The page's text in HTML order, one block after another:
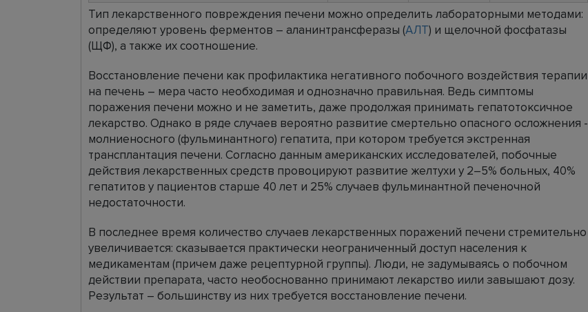
Тип лекарственного повреждения печени можно определить лабораторными методами:
определяют уровень ферментов – аланинтрансферазы (АЛТ) и щелочной фосфатазы
(ЩФ), а также их соотношение.
Восстановление печени как профилактика негативного побочного воздействия терапии
на печень – мера часто необходимая и однозначно правильная. Ведь симптомы
поражения печени можно и не заметить, даже продолжая принимать гепатотоксичное
лекарство. Однако в ряде случаев вероятно развитие смертельно опасного осложнения -
молниеносного (фульминантного) гепатита, при котором требуется экстренная
трансплантация печени. Согласно данным американских исследователей, побочные
действия лекарственных средств провоцируют развитие желтухи у 2–5% больных, 40%
гепатитов у пациентов старше 40 лет и 25% случаев фульминантной печеночной
недостаточности.
В последнее время количество случаев лекарственных поражений печени стремительно
увеличивается: сказывается практически неограниченный доступ населения к
медикаментам (причем даже рецептурной группы). Люди, не задумываясь о побочном
действии препарата, часто необоснованно принимают лекарство иили завышают дозу.
Результат – большинству из них требуется восстановление печени.